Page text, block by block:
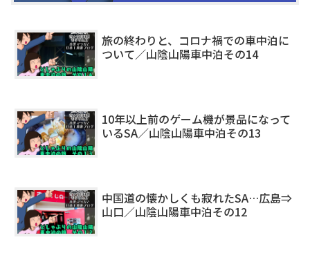
旅の終わりと、コロナ禍での車中泊に
ついて／山陰山陽車中泊その14
10年以上前のゲーム機が景品になって
いるSA／山陰山陽車中泊その13
中国道の懐かしくも寂れたSA…広島⇒
山口／山陰山陽車中泊その12